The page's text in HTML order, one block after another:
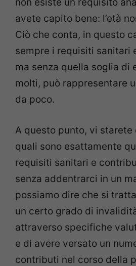
avete capito bene: l’età
Ciò che conta, in questo
sempre i requisiti sanitari
ma senza quella soglia di
molti, può rappresentare
da poco.
A questo punto, vi starete
quali sono esattamente
requisiti sanitari e
senza addentrarci in un
possiamo dire che si
un certo grado di
attraverso specifiche
e di avere versato un
contributi nel corso della